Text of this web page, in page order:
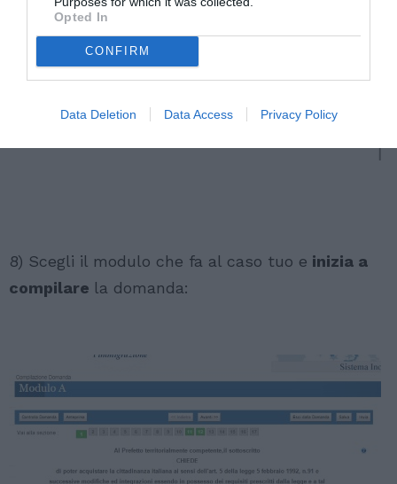
Opted In
CONFIRM
Data Deletion Data Access Privacy Policy
8) Scegli il modulo che fa al caso tuo e inizia a
compilare la domanda: